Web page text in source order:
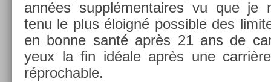
années sup­plémen­taires vu que je
tenu le plus éloigné pos­sible des
en bonne santé après 21 ans de
yeux la fin idéale après une
réproch­able.